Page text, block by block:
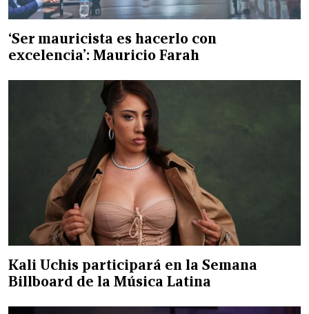
‘Ser mauricista es hacerlo con
excelencia’: Mauricio Farah
Kali Uchis participará en la Semana
Billboard de la Música Latina